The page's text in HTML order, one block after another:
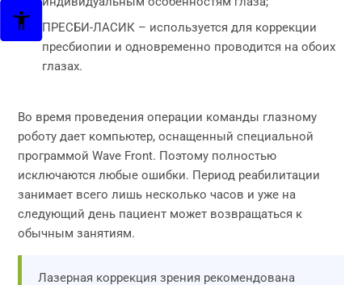
ПРЕСБИ-ЛАСИК – используется для коррекции
пресбиопии и одновременно проводится на обоих
глазах.
Во время проведения операции команды глазному
роботу дает компьютер, оснащенный специальной
программой Wave Front. Поэтому полностью
исключаются любые ошибки. Период реабилитации
занимает всего лишь несколько часов и уже на
следующий день пациент может возвращаться к
обычным занятиям.
Лазерная коррекция зрения рекомендована